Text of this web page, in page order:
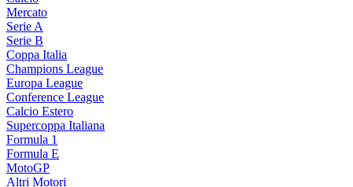
Mercato
Serie A
Serie B
Coppa Italia
Champions League
Europa League
Conference League
Calcio Estero
Supercoppa Italiana
Formula 1
Formula E
MotoGP
Altri Motori